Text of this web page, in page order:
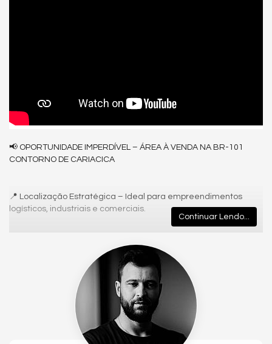
📢 OPORTUNIDADE IMPERDÍVEL – ÁREA À VENDA NA BR-101
CONTORNO DE CARIACICA
📍 Localização Estratégica – Ideal para empreendimentos
logísticos, industriais e comerciais.
🔹 Valor: R$ 290,00 por m²
🔹 Documentação 100% Regularizada
🔹 Licença Ambiental válida por mais 8 anos
🔹 Imóvel cadastrado no IPTU
Continuar Lendo...